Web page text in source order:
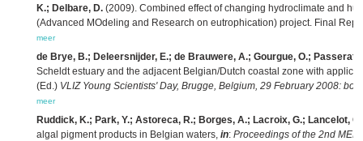
K.; Delbare, D. (2009). Combined effect of changing hydroclimate and
(Advanced MOdeling and Research on eutrophication) project. Final
meer
de Brye, B.; Deleersnijder, E.; de Brauwere, A.; Gourgue, O.; Passerat,
Scheldt estuary and the adjacent Belgian/Dutch coastal zone with
(Ed.) VLIZ Young Scientists' Day, Brugge, Belgium, 29 February 2008:
meer
Ruddick, K.; Park, Y.; Astoreca, R.; Borges, A.; Lacroix, G.; Lancelot,
algal pigment products in Belgian waters, in: Proceedings of the 2nd